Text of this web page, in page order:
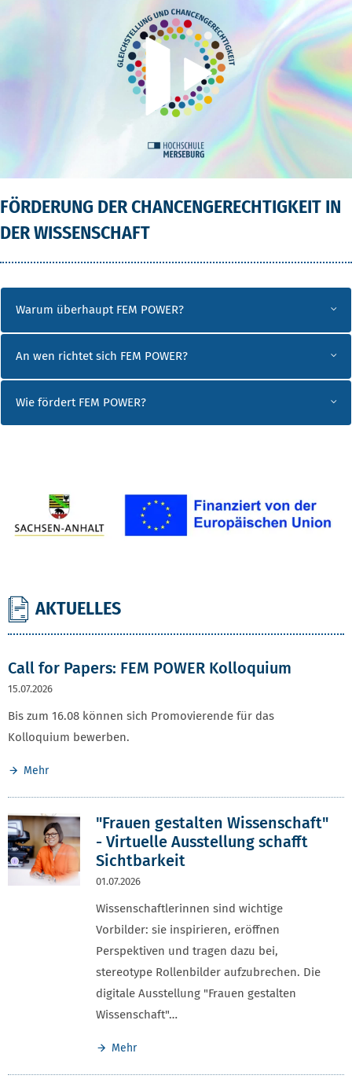
FÖRDERUNG DER CHANCENGERECHTIGKEIT IN
DER WISSENSCHAFT
Warum überhaupt FEM POWER?
An wen richtet sich FEM POWER?
Wie fördert FEM POWER?
AKTUELLES & VERANSTALTUNGEN
AKTUELLES
Call for Papers: FEM POWER Kolloquium
15.07.2026
Bis zum 16.08 können sich Promovierende für das
Kolloquium bewerben.
Mehr
"Frauen gestalten Wissenschaft"
- Virtuelle Ausstellung schafft
Sichtbarkeit
01.07.2026
Wissenschaftlerinnen sind wichtige
Vorbilder: sie inspirieren, eröffnen
Perspektiven und tragen dazu bei,
stereotype Rollenbilder aufzubrechen. Die
digitale Ausstellung "Frauen gestalten
Wissenschaft"…
Mehr